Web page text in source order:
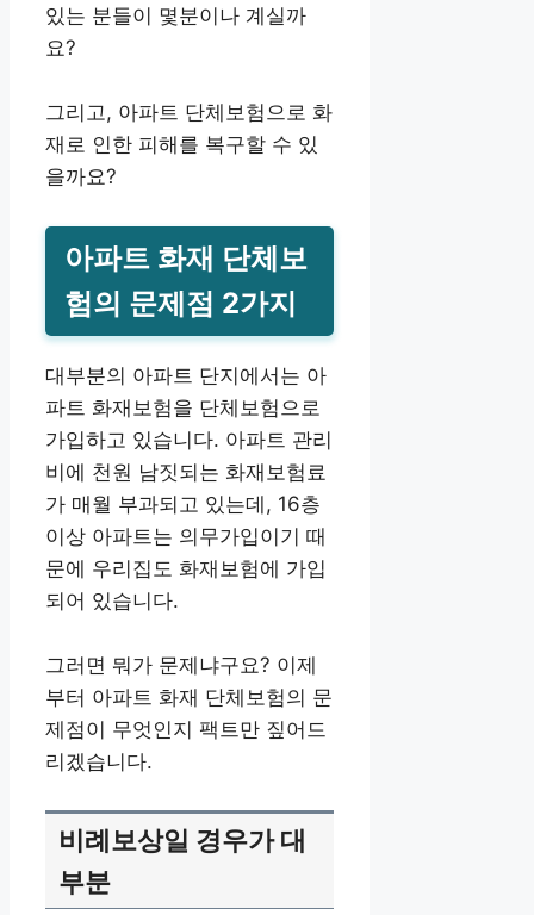
있는 분들이 몇분이나 계실까
요?
그리고, 아파트 단체보험으로 화
재로 인한 피해를 복구할 수 있
을까요?
아파트 화재 단체보
험의 문제점 2가지
대부분의 아파트 단지에서는 아
파트 화재보험을 단체보험으로
가입하고 있습니다. 아파트 관리
비에 천원 남짓되는 화재보험료
가 매월 부과되고 있는데, 16층
이상 아파트는 의무가입이기 때
문에 우리집도 화재보험에 가입
되어 있습니다.
그러면 뭐가 문제냐구요? 이제
부터 아파트 화재 단체보험의 문
제점이 무엇인지 팩트만 짚어드
리겠습니다.
비례보상일 경우가 대
부분